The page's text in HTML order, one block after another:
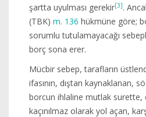
şartta uyulması gerekir[3].
(TBK) m. 136 hükmüne göre;
sorumlu tutulamayacağı
borç sona erer.
Mücbir sebep, tarafların
ifasının, dıştan kaynaklanan,
borcun ihlaline mutlak surette,
kaçınılmaz olarak yol açan,